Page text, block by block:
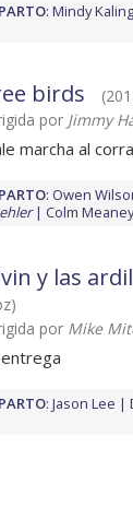
: Mindy Kaling
birds
por Jimmy
marcha al
: Owen
Colm Meaney
y las
por Mike
entrega
: Jason Lee